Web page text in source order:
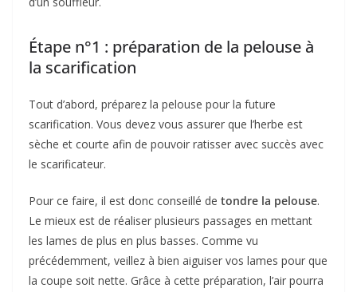
Étape n°1 : préparation de la pelouse à
la scarification
Tout d’abord, préparez la pelouse pour la future
scarification. Vous devez vous assurer que l’herbe est
sèche et courte afin de pouvoir ratisser avec succès avec
le scarificateur.
Pour ce faire, il est donc conseillé de tondre la pelouse.
Le mieux est de réaliser plusieurs passages en mettant
les lames de plus en plus basses. Comme vu
précédemment, veillez à bien aiguiser vos lames pour que
la coupe soit nette. Grâce à cette préparation, l’air pourra